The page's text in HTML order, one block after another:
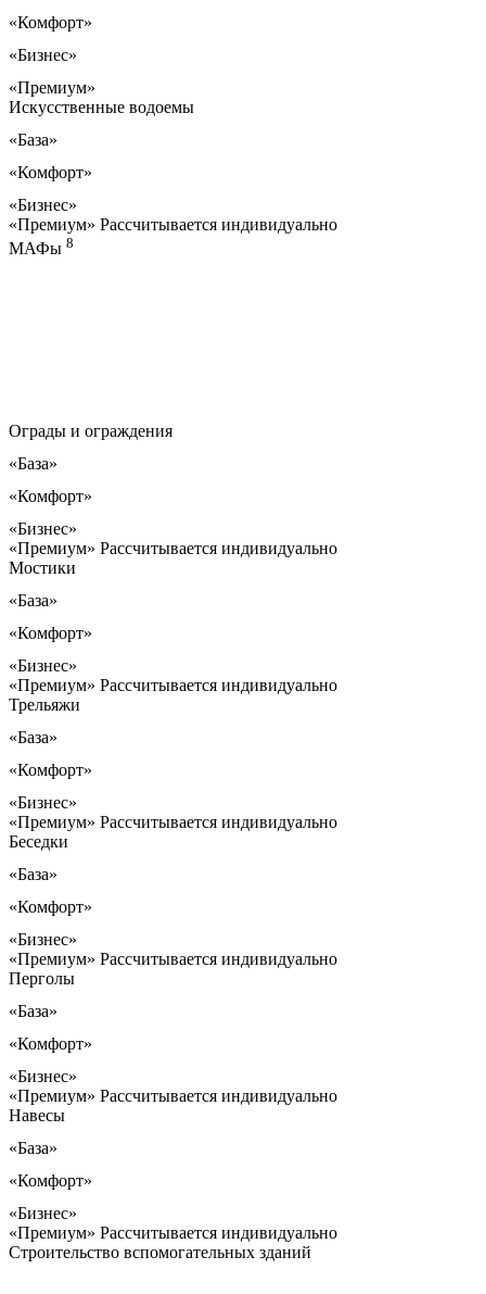
«Комфорт»
«Бизнес»
«Премиум»
Искусственные водоемы
«База»
«Комфорт»
«Бизнес»
«Премиум» Рассчитывается индивидуально
МАФы 8
Ограды и ограждения
«База»
«Комфорт»
«Бизнес»
«Премиум» Рассчитывается индивидуально
Мостики
«База»
«Комфорт»
«Бизнес»
«Премиум» Рассчитывается индивидуально
Трельяжи
«База»
«Комфорт»
«Бизнес»
«Премиум» Рассчитывается индивидуально
Беседки
«База»
«Комфорт»
«Бизнес»
«Премиум» Рассчитывается индивидуально
Перголы
«База»
«Комфорт»
«Бизнес»
«Премиум» Рассчитывается индивидуально
Навесы
«База»
«Комфорт»
«Бизнес»
«Премиум» Рассчитывается индивидуально
Строительство вспомогательных зданий